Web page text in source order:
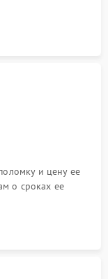
и цену ее
о сроках ее